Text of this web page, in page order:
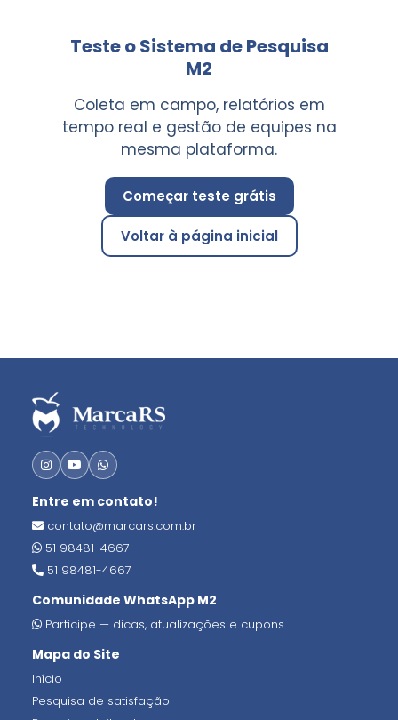
Teste o Sistema de Pesquisa
M2
Coleta em campo, relatórios em
tempo real e gestão de equipes na
mesma plataforma.
Começar teste grátis
Voltar à página inicial
Entre em contato!
contato@marcars.com.br
51 98481-4667
51 98481-4667
Comunidade WhatsApp M2
Participe — dicas, atualizações e cupons
Mapa do Site
Início
Pesquisa de satisfação